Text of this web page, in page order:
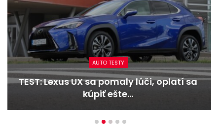
AUTO TESTY
TEST: Dacia Duster hybrid-G 150 4×4 –
Trojitý útok